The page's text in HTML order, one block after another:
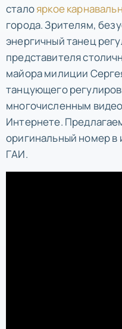
сталояркое
города. Зрителям,
энергичный танец
представителя
майора милиции
танцующего
многочисленным
Интернете.
оригинальный номер в
ГАИ.